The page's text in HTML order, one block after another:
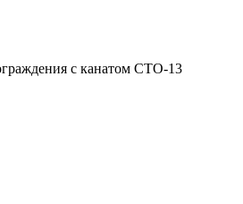
с канатом СТО-13